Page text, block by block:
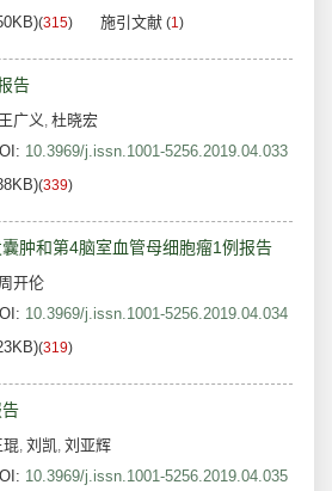
(315) 施引文献 (1)
告
王广义, 杜晓宏
10.3969/j.issn.1001-5256.2019.04.033
(339)
肿和第4脑室血管母细胞瘤1例报告
周开伦
10.3969/j.issn.1001-5256.2019.04.034
(319)
琨, 刘凯, 刘亚辉
10.3969/j.issn.1001-5256.2019.04.035